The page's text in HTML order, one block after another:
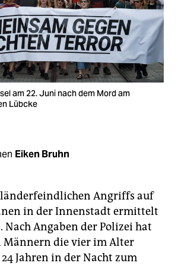
am 22. Juni nach dem Mord am
Lübcke
Eiken Bruhn
Angriffs auf
in der Innenstadt ermittelt
Nach Angaben der Polizei hat
Männern die vier im Alter
Jahren in der Nacht zum